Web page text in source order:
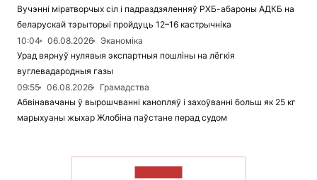
Вучэнні міратворчых сіл і падраздзяленняў РХБ-абароны АДКБ на
беларускай тэрыторыі пройдуць 12–16 кастрычніка
10:04
06.08.2026
Эканоміка
Урад вярнуў нулявыя экспартныя пошліны на лёгкія
вуглевадародныя газы
09:55
06.08.2026
Грамадства
Абвінавачаны ў вырошчванні канопляў і захоўванні больш як 25 кг
марыхуаны жыхар Жлобіна паўстане перад судом